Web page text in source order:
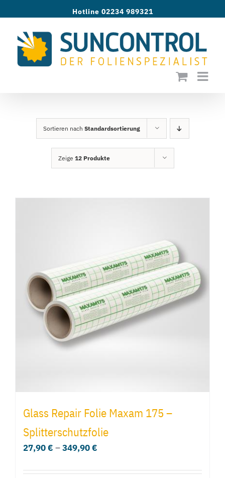
springen
Hotline 02234 989321
Sortieren nach Standardsortierung
Zeige 12 Produkte
Glass Repair Folie Maxam 175 –
Splitterschutzfolie
27,90€ –349,90€